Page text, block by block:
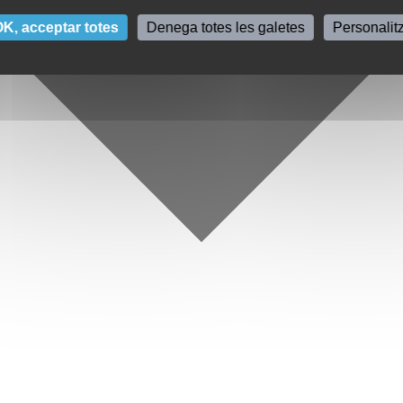
acceptar totes Denega totes les galetes